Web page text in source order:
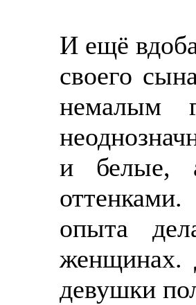
И ещё
своего
немалым
и белые,
опыта
женщинах.
девушки